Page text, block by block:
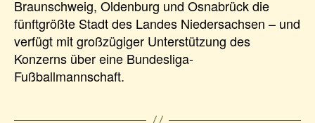
Braunschweig, Oldenburg und Osnabrück die
fünftgrößte Stadt des Landes Niedersachsen – und
verfügt mit großzügiger Unterstützung des
Konzerns über eine Bundesliga-
Fußballmannschaft.